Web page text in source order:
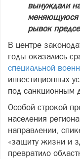
вынуждали
меняющуюся
рывок
В центре
годы оказались
специальной
инвестиционных
под санкционным
Особой строкой
населения
направлении,
«защиту жизни и
превратило